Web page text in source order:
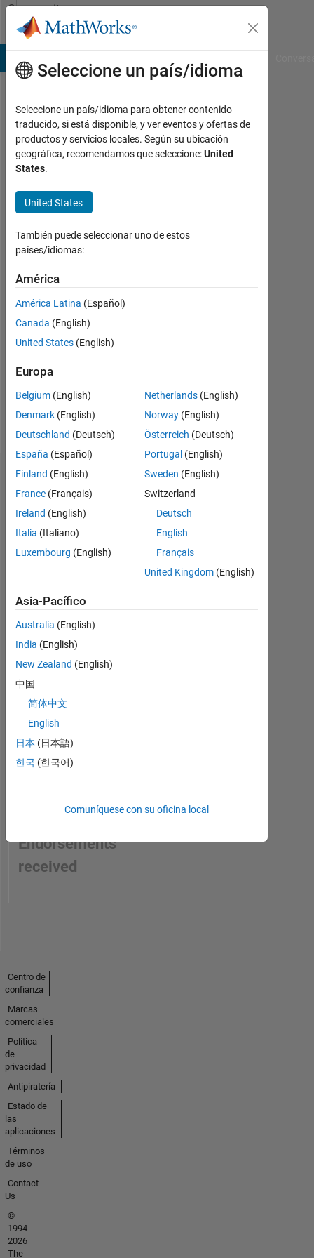
Saltar al contenido
Community
Profile
Mason
Freed
GMO
LLC
Con
actividad
desde
Followers:
0
0
Follow
Mensaje
Aprobaciones
Please
to
endorse
in
a
skill
Endorsements
received
Seleccione un país/idioma
Seleccione un país/idioma para obtener contenido
traducido, si está disponible, y ver eventos y ofertas de
productos y servicios locales. Según su ubicación
geográfica, recomendamos que seleccione:United
States.
United States
También puede seleccionar uno de estos
países/idiomas:
América
América Latina (Español)
Canada (English)
United States (English)
Europa
Belgium (English)
Denmark (English)
Deutschland (Deutsch)
España (Español)
Finland (English)
France (Français)
Ireland (English)
Italia (Italiano)
Luxembourg (English)
Netherlands(English)
Norway(English)
Österreich (Deutsch)
Portugal (English)
Sweden (English)
Switzerland
Deutsch
English
Français
United Kingdom(English)
Asia-Pacífico
Australia (English)
India (English)
New Zealand (English)
中国
简体中文
English
日本 (日本語)
한국 (한국어)
Comuníquese con su oficina local
Centro de
confianza
Marcas
comerciales
Política
de
privacidad
Antipiratería
Estado de
las
aplicaciones
Términos
de uso
Contact
Us
©
1994-
2026
The